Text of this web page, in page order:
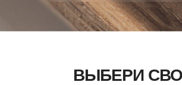
ВЫБЕРИ